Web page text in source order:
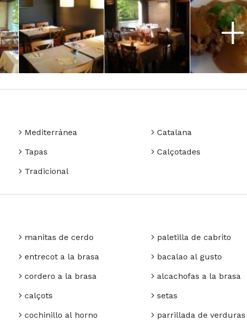
+
Mediterránea
Tapas
Tradicional
Catalana
Calçotades
manitas de cerdo
entrecot a la brasa
cordero a la brasa
calçots
cochinillo al horno
paletilla de cabrito
bacalao al gusto
alcachofas a la brasa
setas
parrillada de verduras